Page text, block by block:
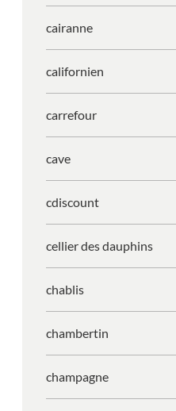
cairanne
californien
carrefour
cave
cdiscount
cellier des dauphins
chablis
chambertin
champagne